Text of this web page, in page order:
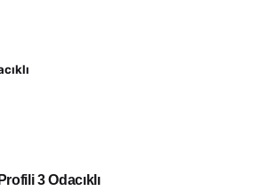
3 Odacıklı